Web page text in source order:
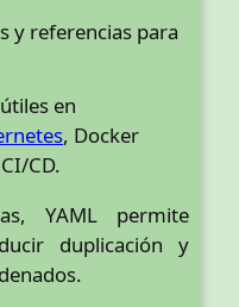
y referencias para
en
, Docker
CD.
YAML permite
duplicación y